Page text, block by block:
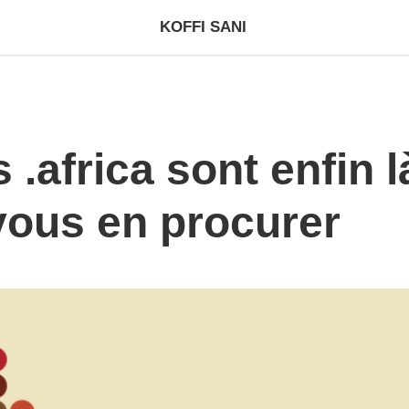
KOFFI SANI
.africa sont enfin
en procurer